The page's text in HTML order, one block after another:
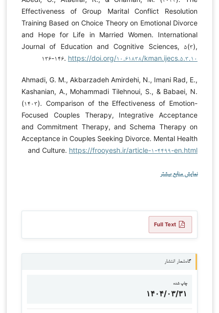
Effectiveness of Group Marital Conflict Resolution
Training Based on Choice Theory on Emotional Divorce
and Hope for Life in Married Women. International
Journal of Education and Cognitive Sciences, ۵(۳),
۱۳۶-۱۴۶. https://doi.org/۱۰.۶۱۸۳۸/kman.ijecs.۵.۳.۱۰
Ahmadi, G. M., Akbarzadeh Amirdehi, N., Imani Rad, E.,
Kashanian, A., Mohammadi Tilehnoui, S., & Babaei, N.
(۱۴۰۳). Comparison of the Effectiveness of Emotion-
Focused Couples Therapy, Integrative Acceptance
and Commitment Therapy, and Schema Therapy on
Acceptance in Couples Seeking Divorce. Mental Health
and Culture. https://frooyesh.ir/article-۱-۴۴۹۹-en.html
نمایش منابع بیشتر
Full Text
گاه‌شمار انتشار
چاپ شده
۱۴۰۴/۰۳/۳۱